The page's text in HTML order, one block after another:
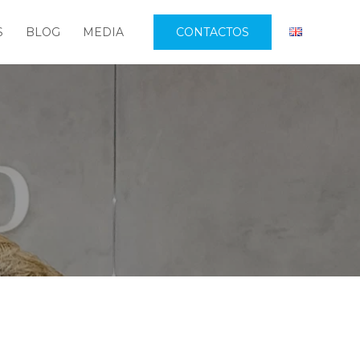
BLOG MEDIA CONTACTOS